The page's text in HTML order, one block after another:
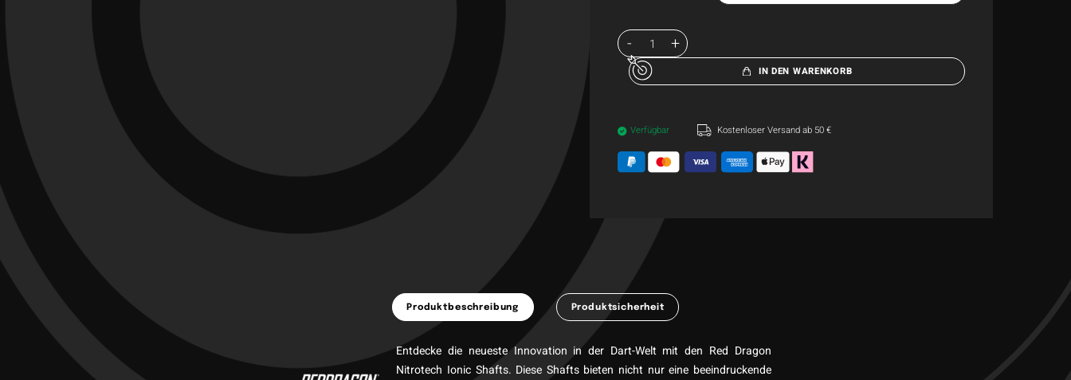
IN DEN WARENKORB
Verfügbar Kostenloser Versand ab 50 €
Produktbeschreibung Produktsicherheit
Entdecke die neueste Innovation in der Dart-Welt mit den Red Dragon
Nitrotech Ionic Shafts. Diese Shafts bieten nicht nur eine beeindruckende